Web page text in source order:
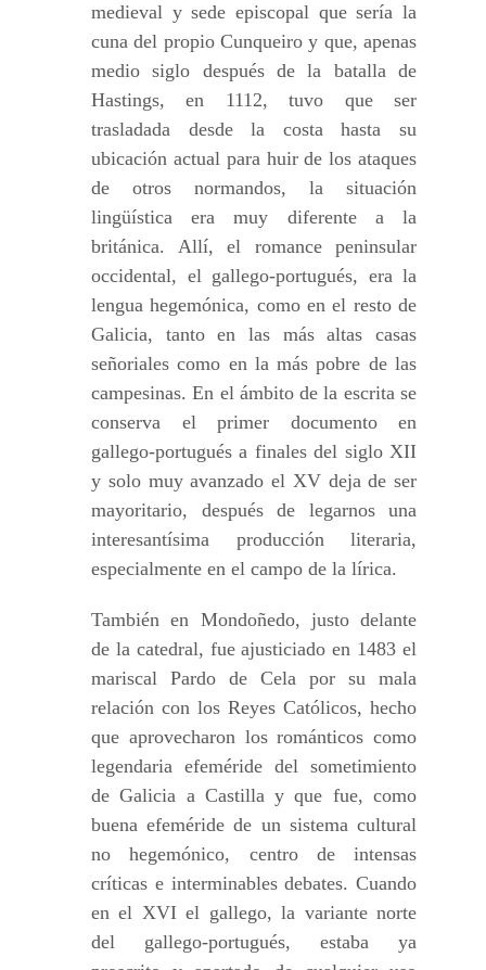
medieval y sede episcopal que sería la
cuna del propio Cunqueiro y que, apenas
medio siglo después de la batalla de
Hastings, en 1112, tuvo que ser
trasladada desde la costa hasta su
ubicación actual para huir de los ataques
de otros normandos, la situación
lingüística era muy diferente a la
británica. Allí, el romance peninsular
occidental, el gallego-portugués, era la
lengua hegemónica, como en el resto de
Galicia, tanto en las más altas casas
señoriales como en la más pobre de las
campesinas. En el ámbito de la escrita se
conserva el primer documento en
gallego-portugués a finales del siglo XII
y solo muy avanzado el XV deja de ser
mayoritario, después de legarnos una
interesantísima producción literaria,
especialmente en el campo de la lírica.
También en Mondoñedo, justo delante
de la catedral, fue ajusticiado en 1483 el
mariscal Pardo de Cela por su mala
relación con los Reyes Católicos, hecho
que aprovecharon los románticos como
legendaria efeméride del sometimiento
de Galicia a Castilla y que fue, como
buena efeméride de un sistema cultural
no hegemónico, centro de intensas
críticas e interminables debates. Cuando
en el XVI el gallego, la variante norte
del gallego-portugués, estaba ya